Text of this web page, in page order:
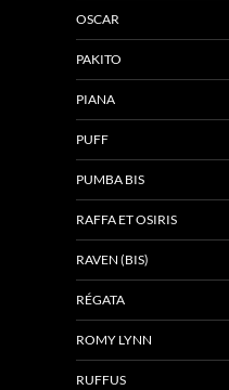
OSCAR
PAKITO
PIANA
PUFF
PUMBA BIS
RAFFA ET OSIRIS
RAVEN (BIS)
RÉGATA
ROMY LYNN
RUFFUS